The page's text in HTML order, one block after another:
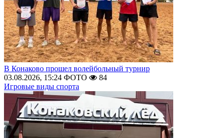
В Конаково прошел волейбольный турнир
03.08.2026, 15:24 ФОТО
84
Игровые виды спорта